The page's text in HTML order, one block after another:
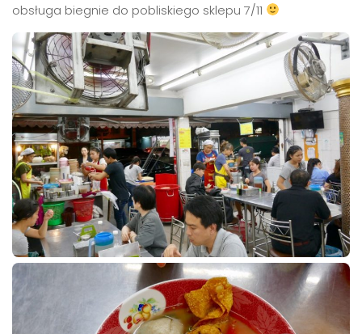
obsługa biegnie do pobliskiego sklepu 7/11